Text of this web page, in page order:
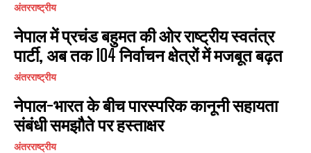
अंतरराष्ट्रीय
नेपाल में प्रचंड बहुमत की ओर राष्ट्रीय स्वतंत्र
पार्टी, अब तक 104 निर्वाचन क्षेत्रों में मजबूत बढ़त
अंतरराष्ट्रीय
नेपाल-भारत के बीच पारस्परिक कानूनी सहायता
संबंधी समझौते पर हस्ताक्षर
अंतरराष्ट्रीय